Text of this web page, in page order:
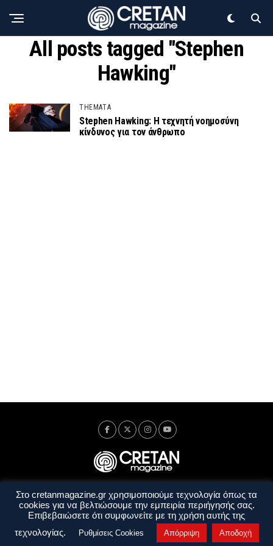
All posts tagged "Stephen
Hawking"
THEMATA
Stephen Hawking: Η τεχνητή νοημοσύνη
κίνδυνος για τον άνθρωπο
Ταυτότητα Πολιτική Απορρήτου
Όροι Χρήσης
Όροι και Προϋποθέσεις
Στο cretanmagazine.gr χρησιμοποιούμε τεχνολογία όπως τα
cookies για να βελτιώσουμε την εμπειρία περιήγησής σας.
Επιβεβαιώσετε ότι συμφωνείτε με τη χρήση αυτής της
τεχνολογίας.
Ρυθμίσεις Cookies Απόρριψη Αποδοχή